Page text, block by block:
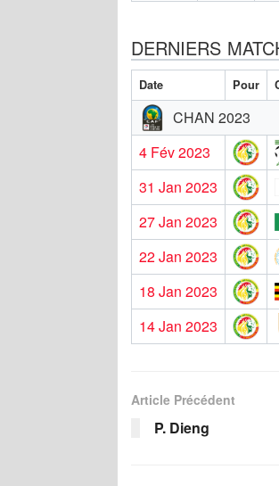
DERNIERS
Date Pour
CHAN 2023
4 Fév 2023
31 Jan 2023
27 Jan 2023
22 Jan 2023
18 Jan 2023
14 Jan 2023
Article Précédent
P. Dieng